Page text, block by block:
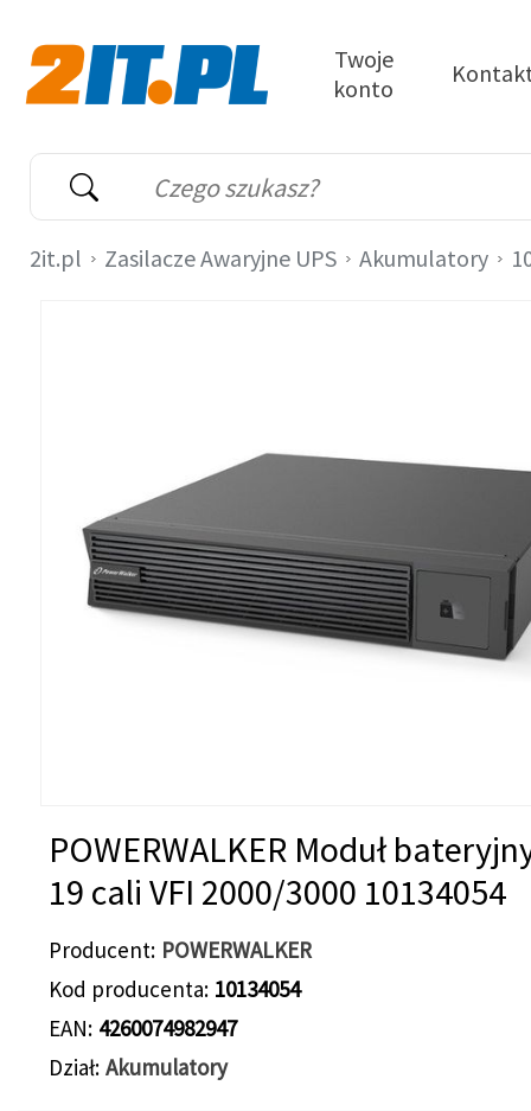
Wyszukiwarka
Słowo kluczowe
Twoje
konto
2it.pl Zasilacze Awaryjne UPS Akumulatory
POWERWALKER Moduł
19 cali VFI 2000/3000 10134054
Producent POWERWALKER
Kod producenta 10134054
EAN 4260074982947
Dział Akumulatory